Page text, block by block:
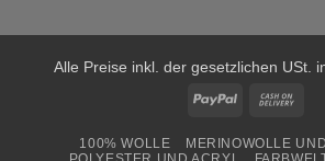
Alle Preise inkl. der gesetzlichen USt.
PayPal
100% WOLLE
MERINOWOLLE